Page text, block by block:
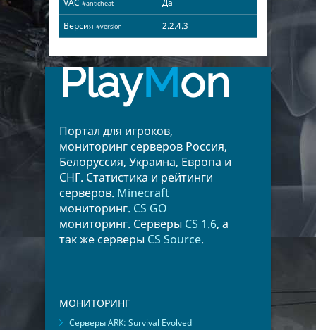
VAC #anticheat
Да
Версия #version 2.2.4.3
PlayMon
Портал для игроков,
мониторинг серверов Россия,
Белоруссия, Украина, Европа и
СНГ. Статистика и рейтинги
серверов. Minecraft
мониторинг. CS GO
мониторинг. Серверы CS 1.6, а
так же серверы CS Source.
МОНИТОРИНГ
Серверы ARK: Survival Evolved